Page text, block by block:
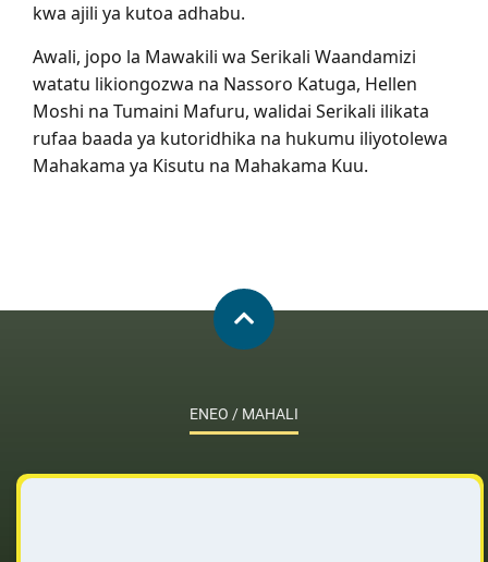
kwa ajili ya kutoa adhabu.
Awali, jopo la Mawakili wa Serikali Waandamizi
watatu likiongozwa na Nassoro Katuga, Hellen
Moshi na Tumaini Mafuru, walidai Serikali ilikata
rufaa baada ya kutoridhika na hukumu iliyotolewa
Mahakama ya Kisutu na Mahakama Kuu.
ENEO / MAHALI